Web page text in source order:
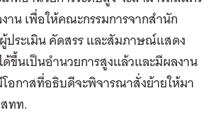
าน เพื่อให้คณะกรรมการจากสำนัก
ประเมิน คัดสรร และสัมภาษณ์แสดง
ขึ้นเป็นอำนวยการสูงแล้วและมีผลงาน
อกาสที่อธิบดีจะพิจารณาสั่งย้ายให้มา
ทท.